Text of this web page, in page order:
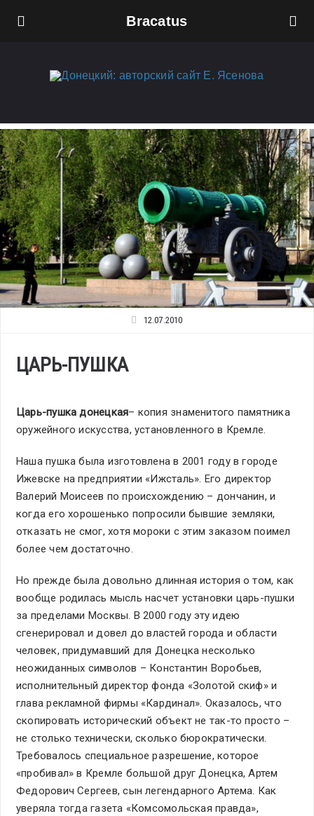
Bracatus
12.07.2010
ЦАРЬ-ПУШКА
Царь-пушка донецкая– копия знаменитого памятника
оружейного искусства, установленного в Кремле.
Наша пушка была изготовлена в 2001 году в городе
Ижевске на предприятии «Ижсталь». Его директор
Валерий Моисеев по происхождению – дончанин, и
когда его хорошенько попросили бывшие земляки,
отказать не смог, хотя мороки с этим заказом поимел
более чем достаточно.
Но прежде была довольно длинная история о том, как
вообще родилась мысль насчет установки царь-пушки
за пределами Москвы. В 2000 году эту идею
сгенерировал и довел до властей города и области
человек, придумавший для Донецка несколько
неожиданных символов – Константин Воробьев,
исполнительный директор фонда «Золотой скиф» и
глава рекламной фирмы «Кардинал». Оказалось, что
скопировать исторический объект не так-то просто –
не столько технически, сколько бюрократически.
Требовалось специальное разрешение, которое
«пробивал» в Кремле большой друг Донецка, Артем
Федорович Сергеев, сын легендарного Артема. Как
уверяла тогда газета «Комсомольская правда»,